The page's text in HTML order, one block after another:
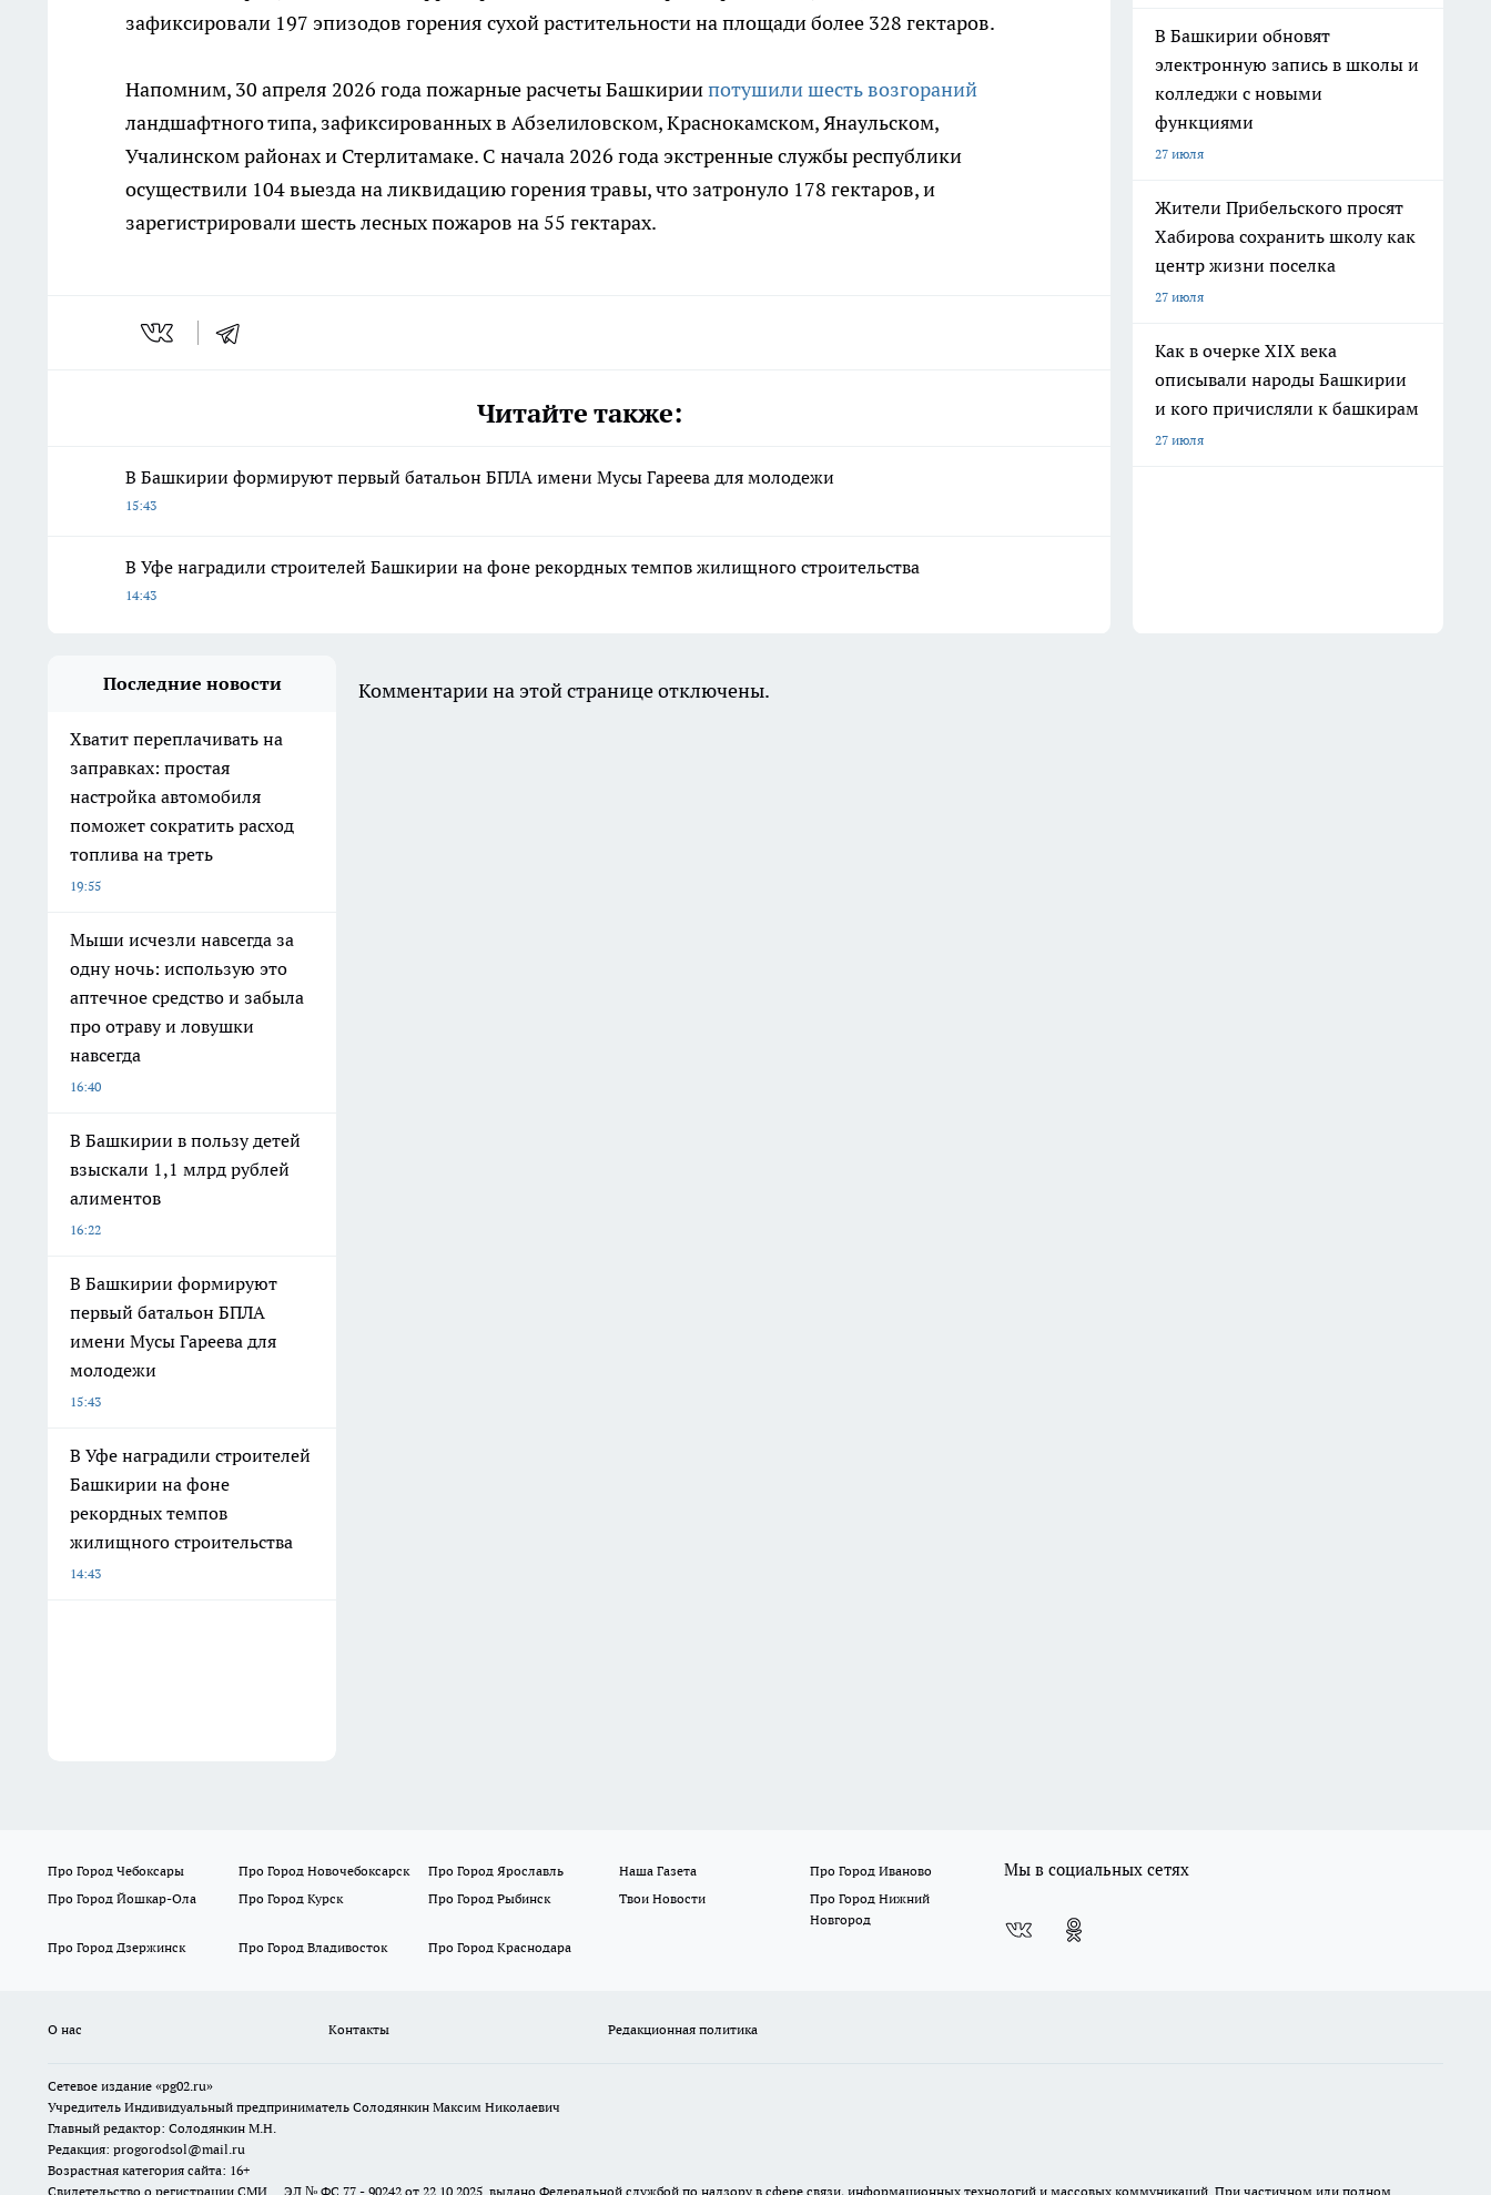
зафиксировали 197 эпизодов горения сухой растительности на площади более 328 гектаров.
Напомним, 30 апреля 2026 года пожарные расчеты Башкириипотушили шесть возгораний
ландшафтного типа, зафиксированных в Абзелиловском, Краснокамском, Янаульском,
Учалинском районах и Стерлитамаке. С начала 2026 года экстренные службы республики
осуществили 104 выезда на ликвидацию горения травы, что затронуло 178 гектаров, и
зарегистрировали шесть лесных пожаров на 55 гектарах.
Читайте также:
В Башкирии формируют первый батальон БПЛА имени Мусы Гареева для молодежи
15:43
В Уфе наградили строителей Башкирии на фоне рекордных темпов жилищного строительства
14:43
В Башкирии обновят
электронную запись в школы и
колледжи с новыми
функциями
27 июля
Жители Прибельского просят
Хабирова сохранить школу как
центр жизни поселка
27 июля
Как в очерке XIX века
описывали народы Башкирии
и кого причисляли к башкирам
27 июля
Последние новости
Хватит переплачивать на
заправках: простая
настройка автомобиля
поможет сократить расход
топлива на треть
19:55
Мыши исчезли навсегда за
одну ночь: использую это
аптечное средство и забыла
про отраву и ловушки
навсегда
16:40
В Башкирии в пользу детей
взыскали 1,1 млрд рублей
алиментов
16:22
В Башкирии формируют
первый батальон БПЛА
имени Мусы Гареева для
молодежи
15:43
В Уфе наградили строителей
Башкирии на фоне
рекордных темпов
жилищного строительства
14:43
Комментарии на этой странице отключены.
Про Город Чебоксары Про Город Новочебоксарск Про Город Ярославль Наша Газета
Про Город Иваново
Про Город Йошкар-Ола
Про Город Курск Про Город Рыбинск Твои Новости
Про Город Нижний
Новгород
Про Город Дзержинск
Про Город Владивосток Про Город Краснодара
Мы в социальных сетях
О нас Контакты Редакционная политика
Сетевое издание «pg02.ru»
Учредитель Индивидуальный предприниматель Солодянкин Максим Николаевич
Главный редактор: Солодянкин М.Н.
Редакция: progorodsol@mail.ru
Возрастная категория сайта: 16+
Свидетельство о регистрации СМИ ЭЛ № ФС 77 - 90242 от 22.10.2025. выдано Федеральной службой по надзору в сфере связи, информационных технологий и массовых коммуникаций. При частичном или полном